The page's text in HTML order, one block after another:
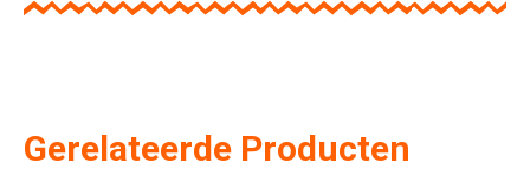
Gerelateerde Producten